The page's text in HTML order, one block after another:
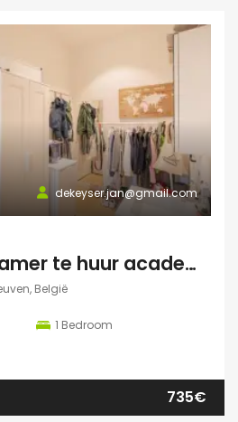
dekeyser.jan@gmail.com
2025-2026 – Ruelensvest 63, Leuven (Naamsepoort)
België
1 Bedroom
735€